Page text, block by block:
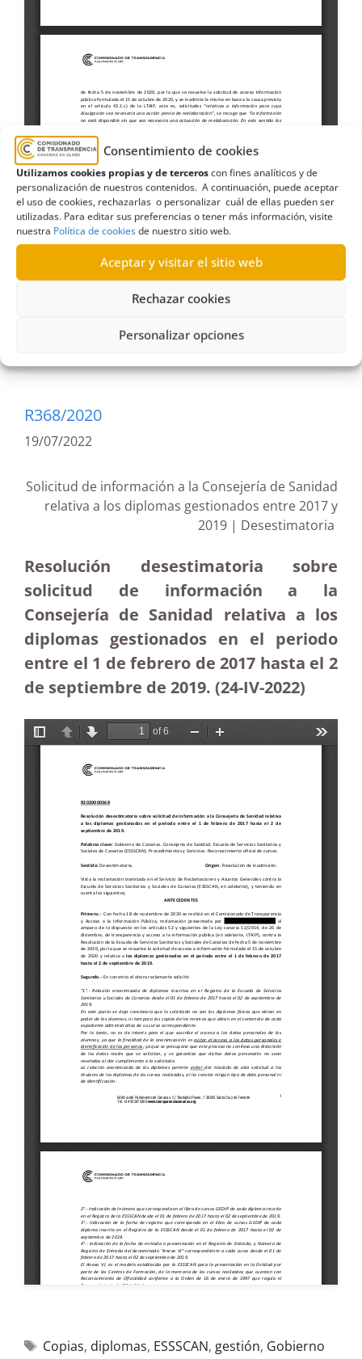
Consentimiento de cookies
Utilizamos cookies propias y de terceroscon fines analíticos y de
personalización de nuestros contenidos. A continuación, puede aceptar
el uso de cookies, rechazarlas o personalizar cuál de ellas pueden ser
utilizadas. Para editar sus preferencias o tener más información, visite
nuestra Política de cookiesde nuestro sitio web.
Aceptar y visitar el sitio web
Rechazar cookies
Personalizar opciones
Anonimizada,Copias,diplomas
Procedimientos y servicios
Reconocimiento oficial de cursos
R368/2020
19/07/2022
Solicitud de información a la Consejería de Sanidad
relativa a los diplomas gestionados entre 2017 y
2019 | Desestimatoria
Resolución desestimatoria sobre
solicitud de información a la
Consejería de Sanidad relativa a los
diplomas gestionados en el periodo
entre el 1 de febrero de 2017 hasta el 2
de septiembre de 2019. (24-IV-2022)
Copias, diplomas, ESSSCAN, gestión, Gobierno